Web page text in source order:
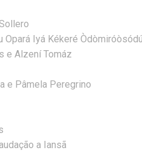
Iyá Kékeré
e Alzení Tomáz
e Pâmela Peregrino
a Iansã